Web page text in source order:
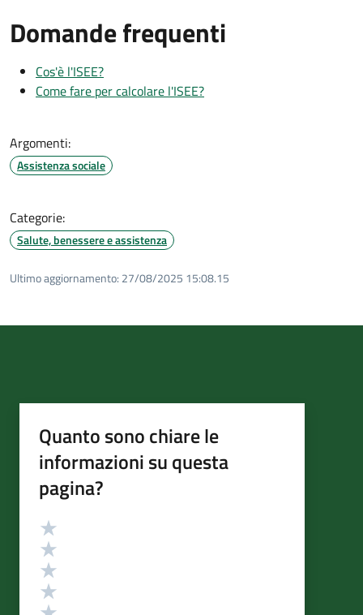
Domande frequenti
Cos'è l'ISEE?
Come fare per calcolare l'ISEE?
Argomenti:
Assistenza sociale
Categorie:
Salute, benessere e assistenza
Ultimo aggiornamento: 27/08/2025 15:08.15
Quanto sono chiare le
informazioni su questa
pagina?
Valutazione